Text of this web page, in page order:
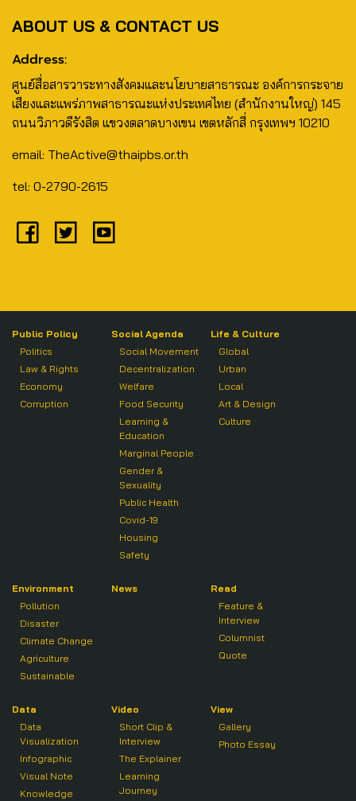
ABOUT US & CONTACT US
Address:
ศูนย์สื่อสารวาระทางสังคมและนโยบายสาธารณะ องค์การกระจาย
เสียงและแพร่ภาพสาธารณะแห่งประเทศไทย (สำนักงานใหญ่) 145
ถนนวิภาวดีรังสิต แขวงตลาดบางเขน เขตหลักสี่ กรุงเทพฯ 10210
email: TheActive@thaipbs.or.th
tel: 0-2790-2615
Public Policy
Politics
Law & Rights
Economy
Corruption
Social Agenda
Social Movement
Decentralization
Welfare
Food Security
Learning &
Education
Marginal People
Gender &
Sexuality
Public Health
Covid-19
Housing
Safety
Life & Culture
Global
Urban
Local
Art & Design
Culture
Environment
Pollution
Disaster
Climate Change
Agriculture
Sustainable
News
Read
Feature &
Interview
Columnist
Quote
Data
Data
Visualization
Infographic
Visual Note
Knowledge
Video
Short Clip &
Interview
The Explainer
Learning
Journey
View
Gallery
Photo Essay